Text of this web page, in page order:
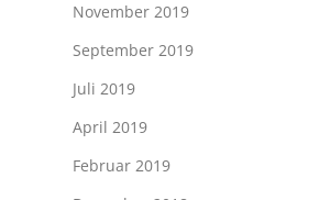
November 2019
September 2019
Juli 2019
April 2019
Februar 2019